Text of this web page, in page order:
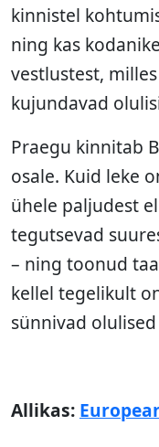
kinnistel
ning kas
vestlustest,
kujundavad
Praegu kinnitab
osale. Kuid leke
ühele paljudest
tegutsevad
– ning toonud
kellel tegelikult
sünnivad
Allikas: